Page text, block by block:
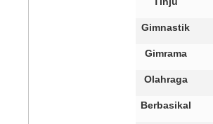
Gimnastik
Gimrama
Olahraga
Berbasikal